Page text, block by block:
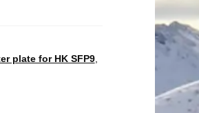
plate for HK SFP9,